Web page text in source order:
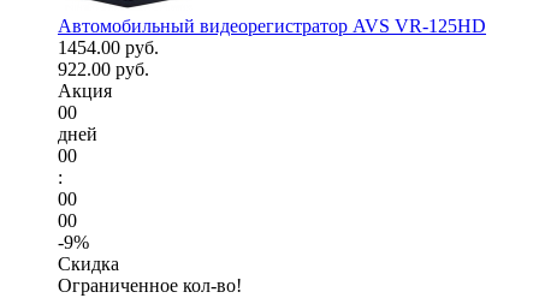
Автомобильный видеорегистратор AVS VR-125HD
1454.00 руб.
922.00 руб.
Акция
00
дней
00
:
00
00
-9%
Скидка
Ограниченное кол-во!